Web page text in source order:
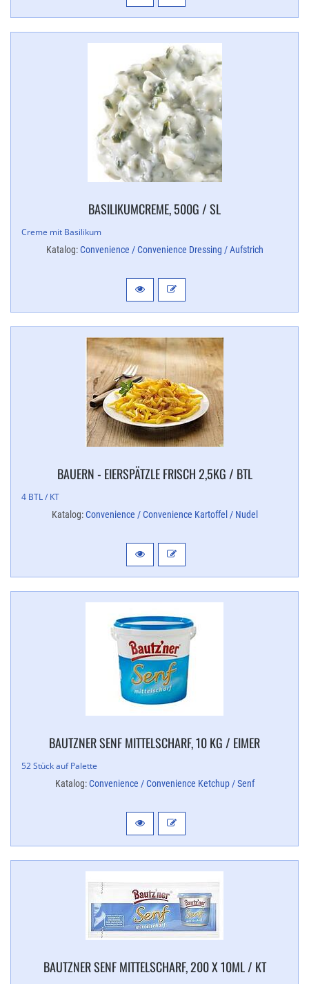
BASILIKUMCREME, 500G / SL
Creme mit Basilikum
Katalog:Convenience / Convenience Dressing / Aufstrich
BAUERN - EIERSPÄTZLE FRISCH 2,​5KG / BTL
4 BTL / KT
Katalog:Convenience / Convenience Kartoffel / Nudel
BAUTZNER SENF MITTELSCHARF, 10 KG / EIMER
52 Stück auf Palette
Katalog:Convenience / Convenience Ketchup / Senf
BAUTZNER SENF MITTELSCHARF, 200 X 10ML / KT